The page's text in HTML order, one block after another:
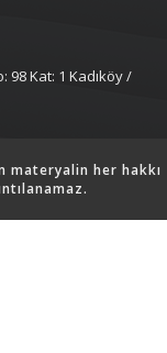
Kat: 1 Kadıköy /
materyalin her hakkı